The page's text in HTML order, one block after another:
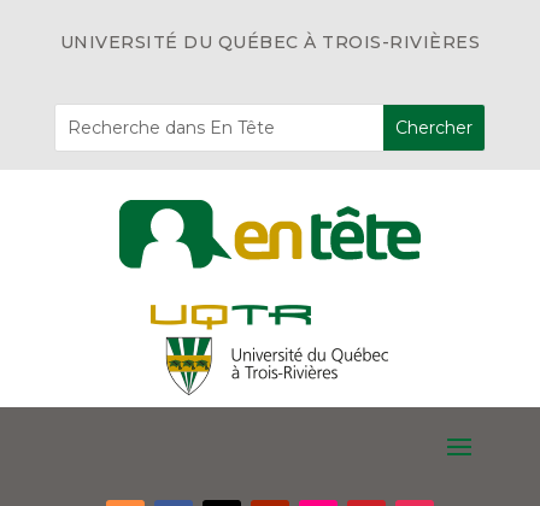
UNIVERSITÉ DU QUÉBEC À TROIS-RIVIÈRES